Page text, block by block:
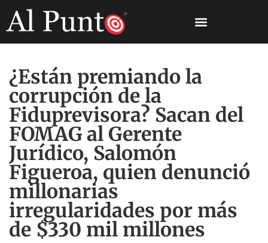
¿Están premiando la
corrupción de la
Fiduprevisora? Sacan del
FOMAG al Gerente
Jurídico, Salomón
Figueroa, quien denunció
millonarias
irregularidades por más
de $330 mil millones